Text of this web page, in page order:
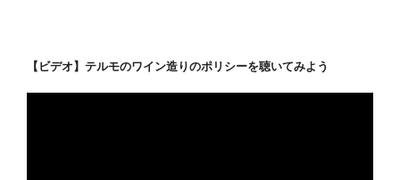
【ビデオ】テルモのワイン造りのポリシーを聴いてみよう